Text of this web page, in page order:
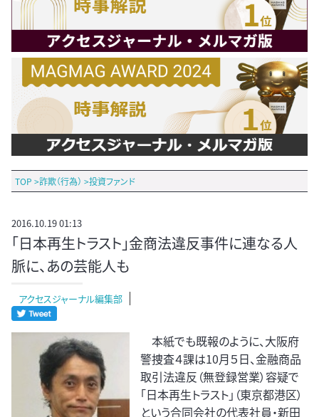
TOP >詐欺（行為） >投資ファンド
2016.10.19 01:13
「日本再生トラスト」金商法違反事件に連なる人
脈に、あの芸能人も
アクセスジャーナル編集部
本紙でも既報のように、大阪府
警捜査４課は10月５日、金融商品
取引法違反（無登録営業）容疑で
「日本再生トラスト」（東京都港区）
という合同会社の代表社員・新田